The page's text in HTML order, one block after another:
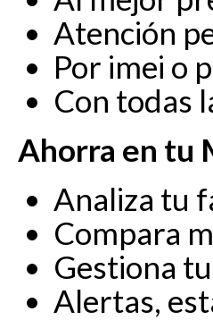
Atención
Por imei o
Con todas
Ahorra en tu
Analiza tu
Compara
Gestiona
Alertas,